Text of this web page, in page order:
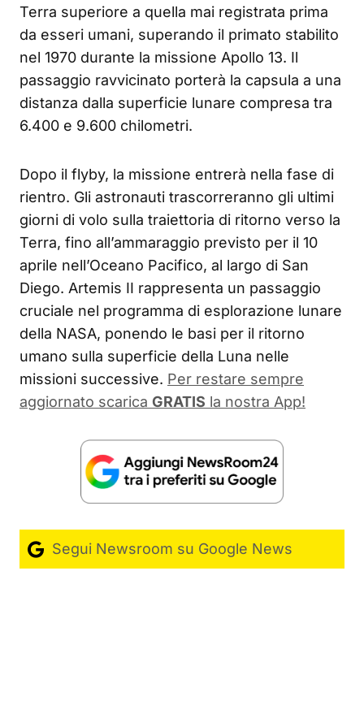
Terra superiore a quella mai registrata prima
da esseri umani, superando il primato stabilito
nel 1970 durante la missione Apollo 13. Il
passaggio ravvicinato porterà la capsula a una
distanza dalla superficie lunare compresa tra
6.400 e 9.600 chilometri.
Dopo il flyby, la missione entrerà nella fase di
rientro. Gli astronauti trascorreranno gli ultimi
giorni di volo sulla traiettoria di ritorno verso la
Terra, fino all’ammaraggio previsto per il 10
aprile nell’Oceano Pacifico, al largo di San
Diego. Artemis II rappresenta un passaggio
cruciale nel programma di esplorazione lunare
della NASA, ponendo le basi per il ritorno
umano sulla superficie della Luna nelle
missioni successive. Per restare sempre
aggiornato scarica GRATIS la nostra App!
Segui Newsroom su Google News